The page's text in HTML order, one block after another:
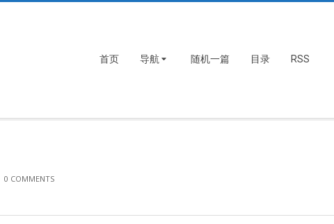
首页 导航 随机一篇 目录 RSS
0 COMMENTS